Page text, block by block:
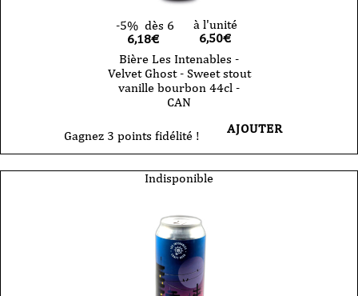
-5% dès 6
6,18€
à l'unité
6,50€
Bière Les Intenables -
Velvet Ghost - Sweet stout
vanille bourbon 44cl -
CAN
Gagnez 3 points fidélité ! AJOUTER
Indisponible